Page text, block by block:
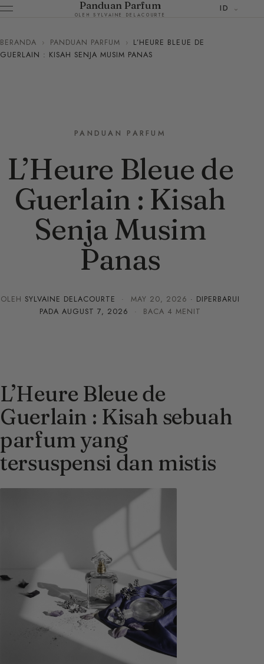
Panduan Parfum
OLEH SYLVAINE DELACOURTE
ID
BERANDA › PANDUAN PARFUM › L’HEURE BLEUE DE
GUERLAIN : KISAH SENJA MUSIM PANAS
PANDUAN PARFUM
L’Heure Bleue de
Guerlain : Kisah
Senja Musim
Panas
OLEH SYLVAINE DELACOURTE · MAY 20, 2026 · DIPERBARUI
PADA AUGUST 7, 2026 · BACA 4 MENIT
L’Heure Bleue de
Guerlain : Kisah sebuah
parfum yang
tersuspensi dan mistis